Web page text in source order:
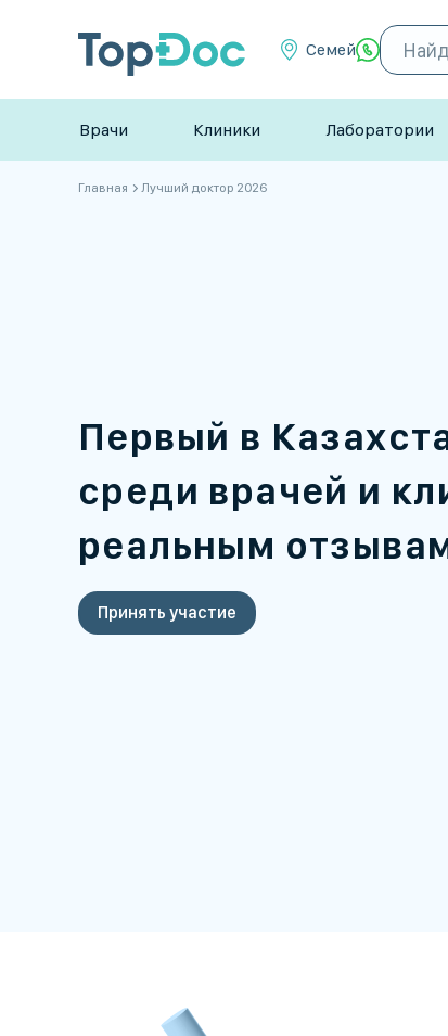
Семей
Врачи Клиники Лаборатории
Главная Лучший доктор 2026
Первый в
среди врачей и
реальным
Принять участие